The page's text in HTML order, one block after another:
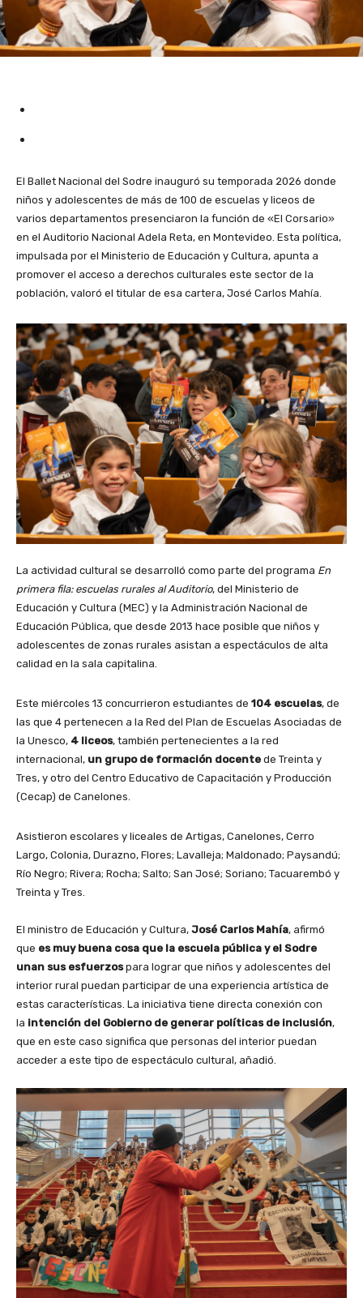
El Ballet Nacional del Sodre inauguró su temporada 2026 donde
niños y adolescentes de más de 100 de escuelas y liceos de
varios departamentos presenciaron la función de «El Corsario»
en el Auditorio Nacional Adela Reta, en Montevideo. Esta política,
impulsada por el Ministerio de Educación y Cultura, apunta a
promover el acceso a derechos culturales este sector de la
población, valoró el titular de esa cartera, José Carlos Mahía.
La actividad cultural se desarrolló como parte del programa En
primera fila: escuelas rurales al Auditorio, del Ministerio de
Educación y Cultura (MEC) y la Administración Nacional de
Educación Pública, que desde 2013 hace posible que niños y
adolescentes de zonas rurales asistan a espectáculos de alta
calidad en la sala capitalina.
Este miércoles 13 concurrieron estudiantes de 104 escuelas, de
las que 4 pertenecen a la Red del Plan de Escuelas Asociadas de
la Unesco, 4 liceos, también pertenecientes a la red
internacional, un grupo de formación docente de Treinta y
Tres, y otro del Centro Educativo de Capacitación y Producción
(Cecap) de Canelones.
Asistieron escolares y liceales de Artigas, Canelones, Cerro
Largo, Colonia, Durazno, Flores; Lavalleja; Maldonado; Paysandú;
Río Negro; Rivera; Rocha; Salto; San José; Soriano; Tacuarembó y
Treinta y Tres.
El ministro de Educación y Cultura, José Carlos Mahía, afirmó
que es muy buena cosa que la escuela pública y el Sodre
unan sus esfuerzospara lograr que niños y adolescentes del
interior rural puedan participar de una experiencia artística de
estas características. La iniciativa tiene directa conexión con
la intención del Gobierno de generar políticas de inclusión,
que en este caso significa que personas del interior puedan
acceder a este tipo de espectáculo cultural, añadió.